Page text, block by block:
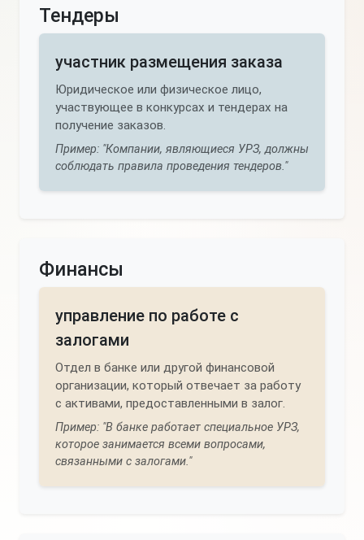
Тендеры
участник размещения заказа
Юридическое или физическое лицо,
участвующее в конкурсах и тендерах на
получение заказов.
Пример: "Компании, являющиеся УРЗ, должны
соблюдать правила проведения тендеров."
Финансы
управление по работе с
залогами
Отдел в банке или другой финансовой
организации, который отвечает за работу
с активами, предоставленными в залог.
Пример: "В банке работает специальное УРЗ,
которое занимается всеми вопросами,
связанными с залогами."